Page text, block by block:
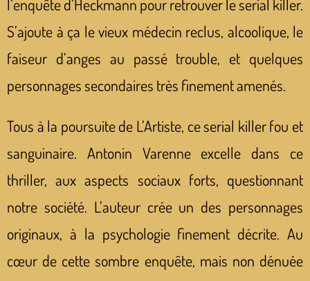
l’enquête d’Heckmann pour retrouver le serial killer.
S’ajoute à ça le vieux médecin reclus, alcoolique, le
faiseur d’anges au passé trouble, et quelques
personnages secondaires très finement amenés.
Tous à la poursuite de L’Artiste, ce serial killer fou et
sanguinaire. Antonin Varenne excelle dans ce
thriller, aux aspects sociaux forts, questionnant
notre société. L’auteur crée un des personnages
originaux, à la psychologie finement décrite. Au
cœur de cette sombre enquête, mais non dénuée